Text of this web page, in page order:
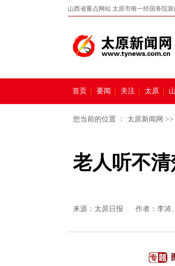
山西省重点网站 太原市唯一经国务院
首页 要闻 关注 太原
您当前的位置 ： 太原新闻网 >>
老人听不
来源： 太原日报 作者：李涛